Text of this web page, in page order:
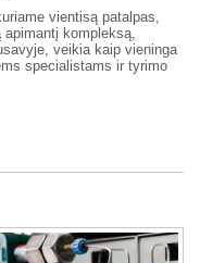
vientisą patalpas,
apimantį kompleksą,
veikia kaip vieninga
specialistams ir tyrimo